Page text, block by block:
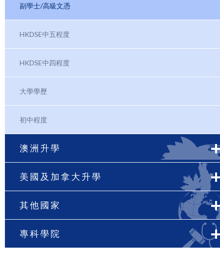
副學士/高級文憑
HKDSE中五程度
HKDSE中四程度
大學學歷
初中程度
澳洲升學
美國及加拿大升學
其他國家
專科學院